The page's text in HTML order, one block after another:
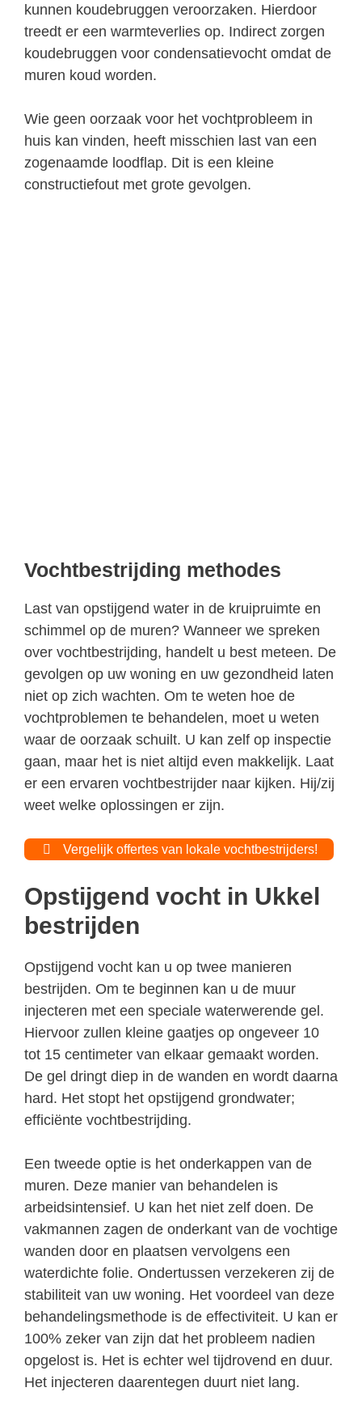
kunnen koudebruggen veroorzaken. Hierdoor
treedt er een warmteverlies op. Indirect zorgen
koudebruggen voor condensatievocht omdat de
muren koud worden.
Wie geen oorzaak voor het vochtprobleem in
huis kan vinden, heeft misschien last van een
zogenaamde loodflap. Dit is een kleine
constructiefout met grote gevolgen.
Vochtbestrijding methodes
Last van opstijgend water in de kruipruimte en
schimmel op de muren? Wanneer we spreken
over vochtbestrijding, handelt u best meteen. De
gevolgen op uw woning en uw gezondheid laten
niet op zich wachten. Om te weten hoe de
vochtproblemen te behandelen, moet u weten
waar de oorzaak schuilt. U kan zelf op inspectie
gaan, maar het is niet altijd even makkelijk. Laat
er een ervaren vochtbestrijder naar kijken. Hij/zij
weet welke oplossingen er zijn.
Vergelijk offertes van lokale vochtbestrijders!
Opstijgend vocht in Ukkel
bestrijden
Opstijgend vocht kan u op twee manieren
bestrijden. Om te beginnen kan u de muur
injecteren met een speciale waterwerende gel.
Hiervoor zullen kleine gaatjes op ongeveer 10
tot 15 centimeter van elkaar gemaakt worden.
De gel dringt diep in de wanden en wordt daarna
hard. Het stopt het opstijgend grondwater;
efficiënte vochtbestrijding.
Een tweede optie is het onderkappen van de
muren. Deze manier van behandelen is
arbeidsintensief. U kan het niet zelf doen. De
vakmannen zagen de onderkant van de vochtige
wanden door en plaatsen vervolgens een
waterdichte folie. Ondertussen verzekeren zij de
stabiliteit van uw woning. Het voordeel van deze
behandelingsmethode is de effectiviteit. U kan er
100% zeker van zijn dat het probleem nadien
opgelost is. Het is echter wel tijdrovend en duur.
Het injecteren daarentegen duurt niet lang.